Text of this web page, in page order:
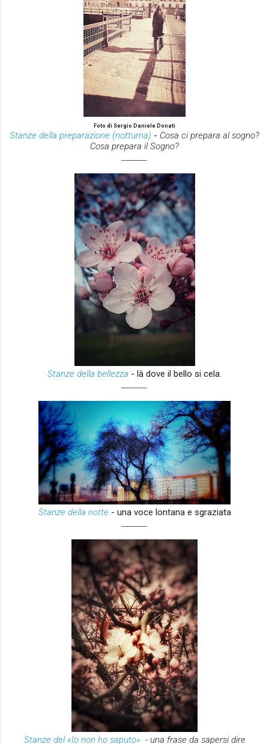
Foto di Sergio Daniele Donati
Stanze della preparazione (notturna) - Cosa ci prepara al sogno?
Cosa prepara il Sogno?
Stanze della bellezza - là dove il bello si cela.
Stanze della notte - una voce lontana e sgraziata
Stanze del «Io non ho saputo» - una frase da sapersi dire